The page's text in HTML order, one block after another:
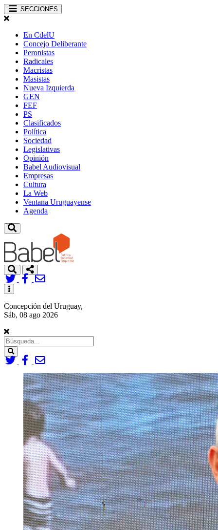
SECCIONES
En CdelU
Concejo Deliberante
Peronistas
Radicales
Macristas
Masistas
Nueva Izquierda
GEN
FEF
PS
Clasificados
Política
Sociedad
Legislativas
Opinión
Babel Audiovisual
Empresas
Cultura
La Web
Ventana Uruguayense
Agenda
Toggle
navigation
Concepción del Uruguay,
Sáb, 08 ago 2026
Search